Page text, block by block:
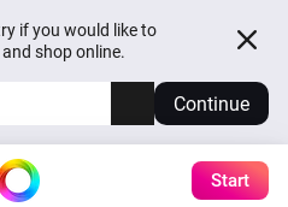
if you would like to
shop online.
Continue
Start